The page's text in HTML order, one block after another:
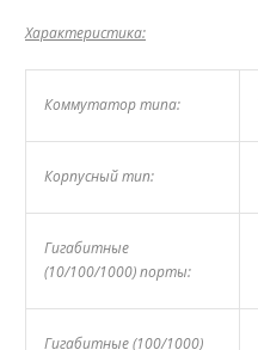
Характеристика:
Коммутатор типа:
Корпусный тип:
Гигабитные
(10/100/1000) порты:
Гигабитные (100/1000)